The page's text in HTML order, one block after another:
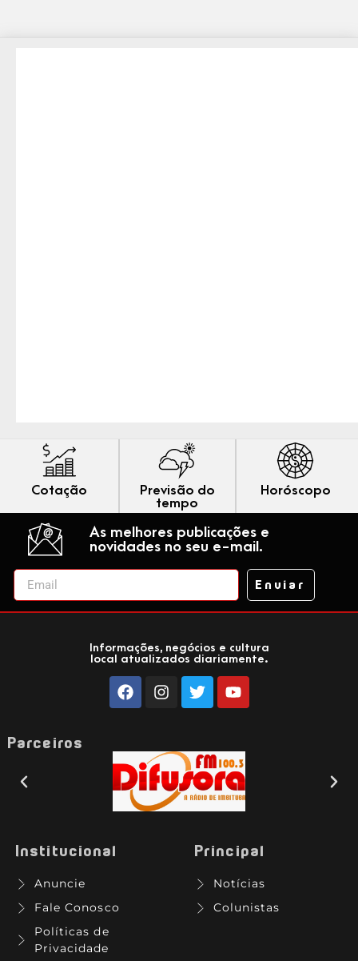
Cotação
Previsão do
tempo
Horóscopo
As melhores publicações e
novidades no seu e-mail.
Enviar
Informações, negócios e cultura
local atualizados diariamente.
Parceiros
Institucional
Anuncie
Fale Conosco
Políticas de
Privacidade
Principal
Notícias
Colunistas